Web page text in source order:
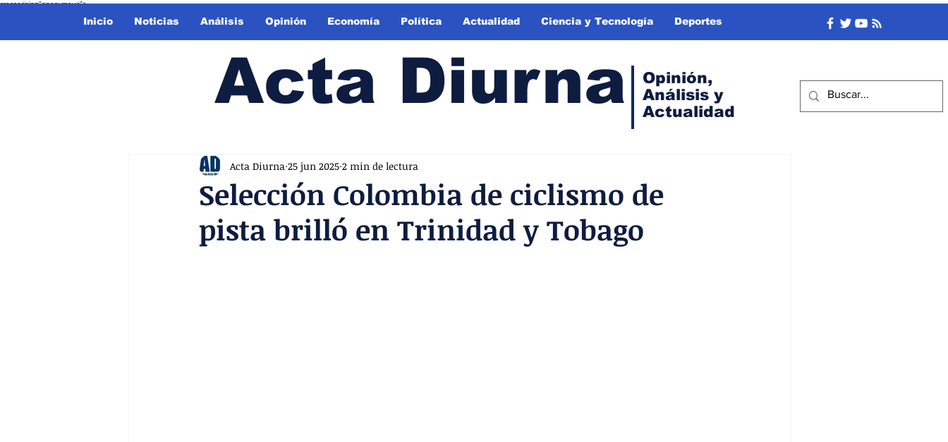
crossorigin="anonymous">
Inicio Noticias Análisis Opinión Economía Política Actualidad Ciencia y Tecnología Deportes
Acta Diurna
Opinión,
Análisis y
Actualidad
Selección Colombia de ciclismo de
pista brilló en Trinidad y Tobago
Acta Diurna 25 jun 2025 2 min de lectura